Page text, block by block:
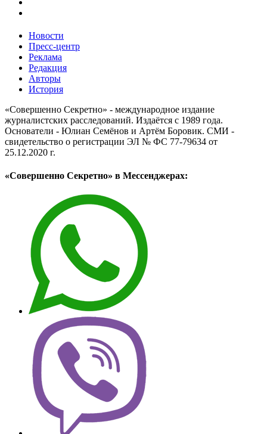
Новости
Пресс-центр
Реклама
Редакция
Авторы
История
«Совершенно Секретно» - международное издание
журналистских расследований. Издаётся с 1989 года.
Основатели - Юлиан Семёнов и Артём Боровик. CМИ -
свидетельство о регистрации ЭЛ № ФС 77-79634 от
25.12.2020 г.
«Совершенно Секретно» в Мессенджерах: